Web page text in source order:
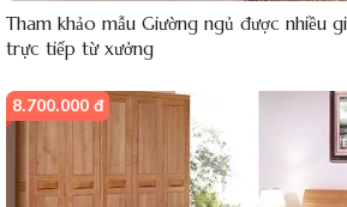
Tham khảo mẫu Giường ngủ được nhiều
trực tiếp từ xưởng
8.700.000 đ